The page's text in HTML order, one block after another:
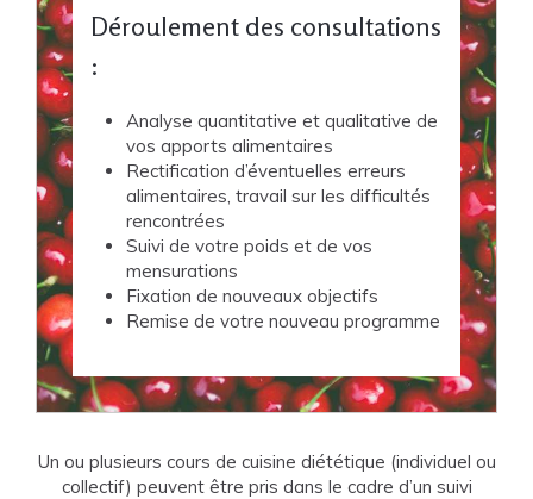
Déroulement des consultations
:
Analyse quantitative et qualitative de
vos apports alimentaires
Rectification d’éventuelles erreurs
alimentaires, travail sur les difficultés
rencontrées
Suivi de votre poids et de vos
mensurations
Fixation de nouveaux objectifs
Remise de votre nouveau programme
Un ou plusieurs cours de cuisine diététique (individuel ou
collectif) peuvent être pris dans le cadre d’un suivi